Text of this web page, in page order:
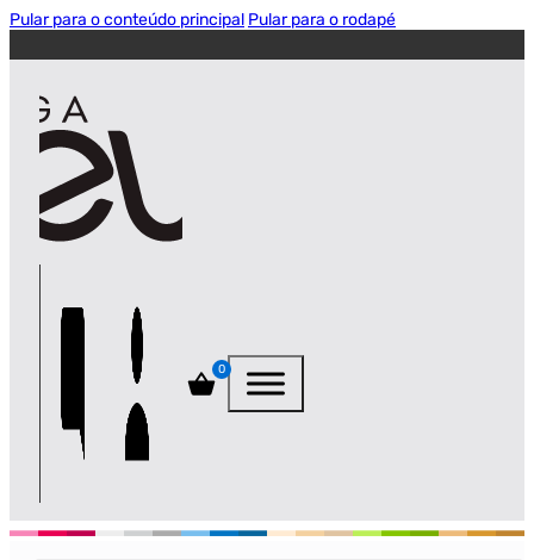
Pular para o conteúdo principal Pular para o rodapé
0